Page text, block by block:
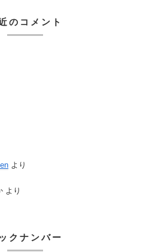
のコメント
より
より
クナンバー